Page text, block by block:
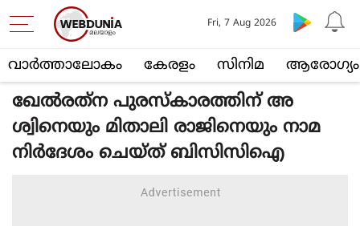
വാര്‍ത്താലോകം കേരളം സിനിമ ആരോഗ്യം
Fri, 7 Aug 2026
ഖേൽരത്‌ന പുരസ്‌കാരത്തിന് അ
ശ്വിനെയും മിതാലി രാജിനെയും നാമ
നിർദേശം ചെയ്‌ത് ബിസിസിഐ